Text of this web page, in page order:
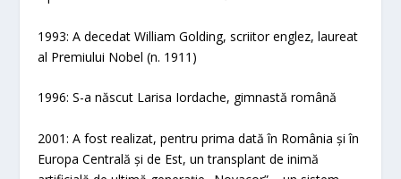
1993: A decedat William Golding, scriitor englez, laureat
al Premiului Nobel (n. 1911)
1996: S-a născut Larisa Iordache, gimnastă română
2001: A fost realizat, pentru prima dată în România și în
Europa Centrală și de Est, un transplant de inimă